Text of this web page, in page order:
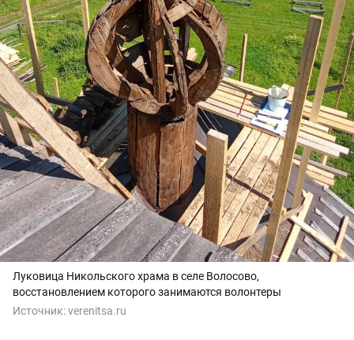
Луковица Никольского храма в селе Волосово,
восстановлением которого занимаются волонтеры
Источник:verenitsa.ru